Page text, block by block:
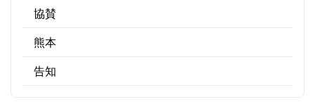
協賛
熊本
告知